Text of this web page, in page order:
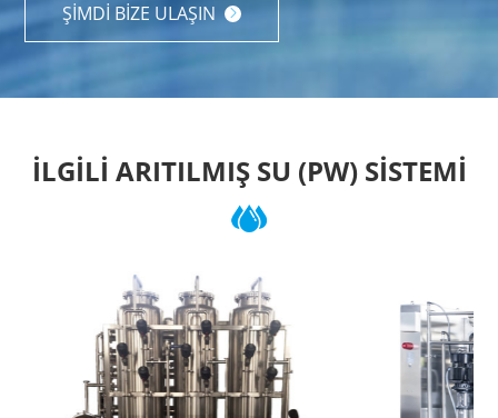
ŞIMDI BIZE ULAŞIN 
İLGILI ARITILMIŞ SU (PW) SISTEMI